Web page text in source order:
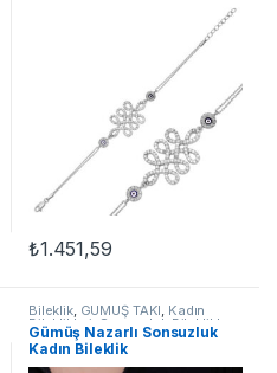
₺1.451,59
Bileklik, GÜMÜŞ TAKI, Kadın
Bileklikleri, Sonsuzluk Bileklikler
Gümüş Nazarlı Sonsuzluk
Kadın Bileklik